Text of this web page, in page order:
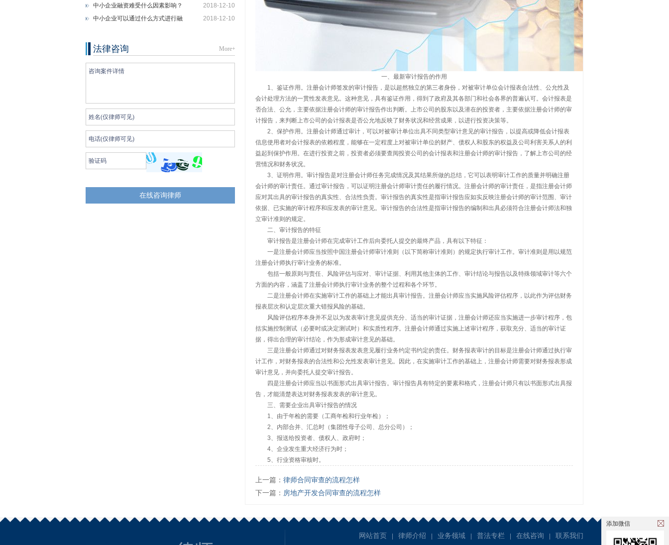
中小企业融资难受什么因素影响？
2018-12-10
中小企业可以通过什么方式进行融
2018-12-10
法律咨询 More+
一、最新审计报告的作用
1、鉴证作用。注册会计师签发的审计报告，是以超然独立的第三者身份，对被审计单位会计报表合法性、公允性及
会计处理方法的一贯性发表意见。这种意见，具有鉴证作用，得到了政府及其各部门和社会各界的普遍认可。会计报表是
否合法、公允，主要依据注册会计师的审计报告作出判断。上市公司的股东以及潜在的投资者，主要依据注册会计师的审
计报告，来判断上市公司的会计报表是否公允地反映了财务状况和经营成果，以进行投资决策等。
2、保护作用。注册会计师通过审计，可以对被审计单位出具不同类型审计意见的审计报告，以提高或降低会计报表
信息使用者对会计报表的依赖程度，能够在一定程度上对被审计单位的财产、债权人和股东的权益及公司利害关系人的利
益起到保护作用。在进行投资之前，投资者必须要查阅投资公司的会计报表和注册会计师的审计报告，了解上市公司的经
营情况和财务状况。
3、证明作用。审计报告是对注册会计师任务完成情况及其结果所做的总结，它可以表明审计工作的质量并明确注册
会计师的审计责任。通过审计报告，可以证明注册会计师审计责任的履行情况。注册会计师的审计责任，是指注册会计师
应对其出具的审计报告的真实性、合法性负责。审计报告的真实性是指审计报告应如实反映注册会计师的审计范围、审计
依据、已实施的审计程序和应发表的审计意见。审计报告的合法性是指审计报告的编制和出具必须符合注册会计师法和独
立审计准则的规定。
二、审计报告的特征
审计报告是注册会计师在完成审计工作后向委托人提交的最终产品，具有以下特征：
一是注册会计师应当按照中国注册会计师审计准则（以下简称审计准则）的规定执行审计工作。审计准则是用以规范
注册会计师执行审计业务的标准。
包括一般原则与责任、风险评估与应对、审计证据、利用其他主体的工作、审计结论与报告以及特殊领域审计等六个
方面的内容，涵盖了注册会计师执行审计业务的整个过程和各个环节。
二是注册会计师在实施审计工作的基础上才能出具审计报告。注册会计师应当实施风险评估程序，以此作为评估财务
报表层次和认定层次重大错报风险的基础。
风险评估程序本身并不足以为发表审计意见提供充分、适当的审计证据，注册会计师还应当实施进一步审计程序，包
括实施控制测试（必要时或决定测试时）和实质性程序。注册会计师通过实施上述审计程序，获取充分、适当的审计证
据，得出合理的审计结论，作为形成审计意见的基础。
三是注册会计师通过对财务报表发表意见履行业务约定书约定的责任。财务报表审计的目标是注册会计师通过执行审
计工作，对财务报表的合法性和公允性发表审计意见。因此，在实施审计工作的基础上，注册会计师需要对财务报表形成
审计意见，并向委托人提交审计报告。
四是注册会计师应当以书面形式出具审计报告。审计报告具有特定的要素和格式，注册会计师只有以书面形式出具报
告，才能清楚表达对财务报表发表的审计意见。
三、需要企业出具审计报告的情况
1、由于年检的需要（工商年检和行业年检）；
2、内部合并、汇总时（集团性母子公司、总分公司）；
3、报送给投资者、债权人、政府时；
4、企业发生重大经济行为时；
5、行业资格审核时。
上一篇： 律师合同审查的流程怎样
下一篇： 房地产开发合同审查的流程怎样
网站首页 律师介绍 业务领域 普法专栏 在线咨询 联系我们
添加微信